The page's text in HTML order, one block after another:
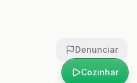
Cozinhar
Denunciar